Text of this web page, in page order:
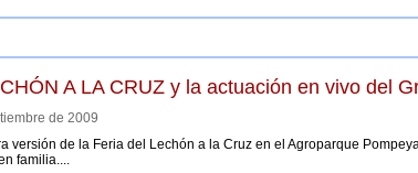
A LA CRUZ y la actuación en vivo del
de 2009
versión de la Feria del Lechón a la Cruz en el Agroparque
familia....